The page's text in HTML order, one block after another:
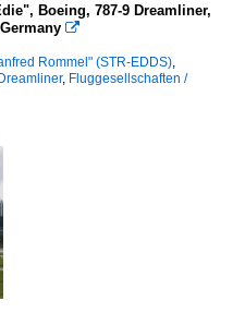
Boeing, 787-9 Dreamliner,

Rommel" (STR-EDDS),
, Fluggesellschaften /